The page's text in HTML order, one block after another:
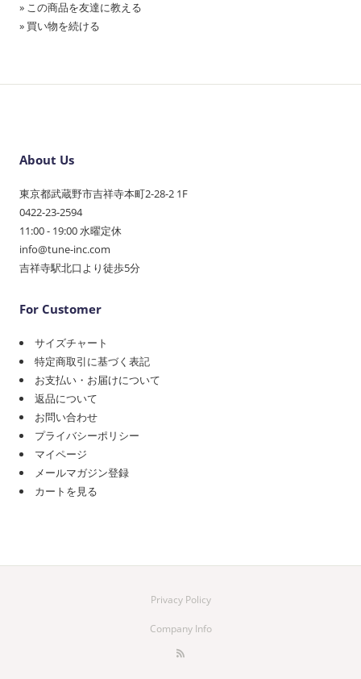
» この商品を友達に教える
» 買い物を続ける
About Us
東京都武蔵野市吉祥寺本町2-28-2 1F
0422-23-2594
11:00 - 19:00 水曜定休
info@tune-inc.com
吉祥寺駅北口より徒歩5分
For Customer
サイズチャート
特定商取引に基づく表記
お支払い・お届けについて
返品について
お問い合わせ
プライバシーポリシー
マイページ
メールマガジン登録
カートを見る
Privacy Policy
Company Info